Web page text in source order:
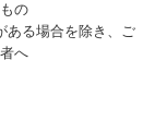
の
ある場合を除き、ご
へ